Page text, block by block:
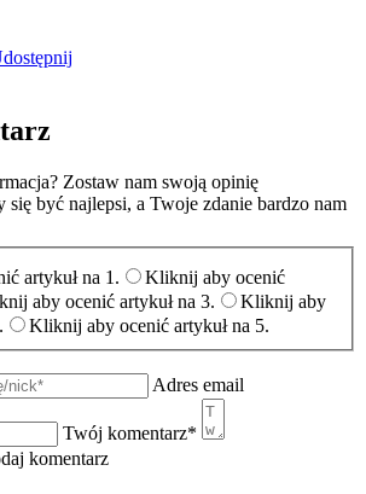
Zostaw nam swoją opinię
się być najlepsi, a Twoje zdanie bardzo nam
Kliknij aby ocenić artykuł na 1.
Kliknij aby ocenić
Kliknij aby ocenić artykuł na 3.
Kliknij aby
4.
Kliknij aby ocenić artykuł na 5.
Adres email
Twój komentarz*
komentarz